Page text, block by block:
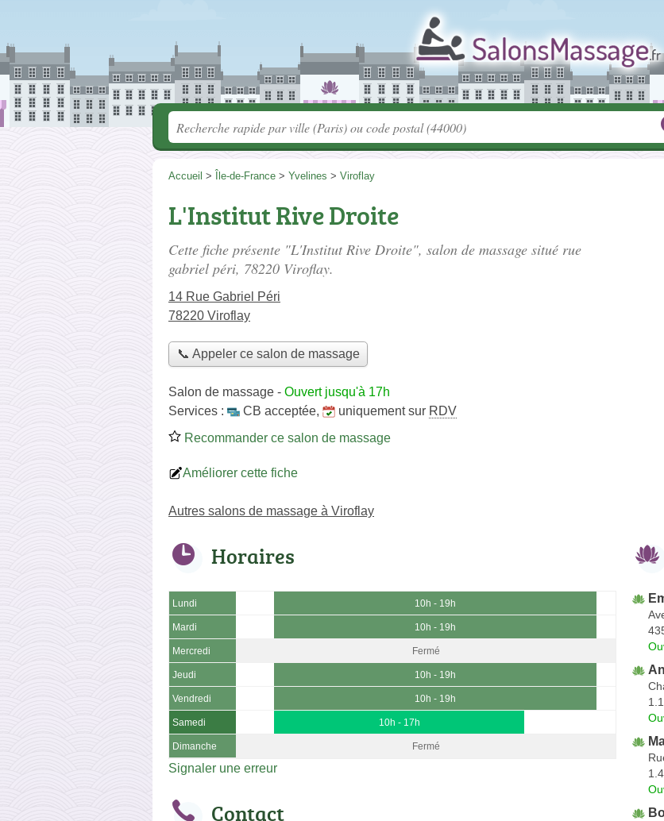
Accueil > Île-de-France > Yvelines > Viroflay
L'Institut Rive Droite
Cette fiche présente "L'Institut Rive Droite", salon de massage situé rue
gabriel péri, 78220 Viroflay.
14 Rue Gabriel Péri
78220 Viroflay
📞 Appeler ce salon de massage
Salon de massage - Ouvert jusqu'à 17h
Services :
CB acceptée, uniquement sur RDV
Recommander ce salon de massage
Améliorer cette fiche
Autres salons de massage à Viroflay
Horaires
Lundi 10h - 19h
Mardi 10h - 19h
Mercredi Fermé
Jeudi 10h - 19h
Vendredi 10h - 19h
Samedi 10h - 17h
Dimanche Fermé
Signaler une erreur
Contact